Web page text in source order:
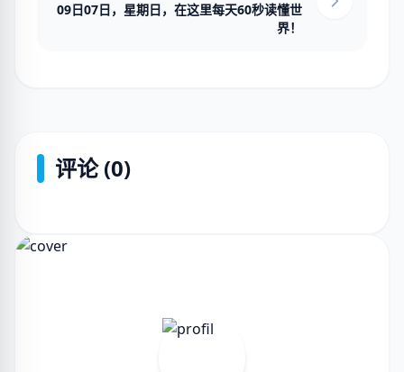
09日07日，星期日，在这里每天60秒读懂世
界！
评论 (0)